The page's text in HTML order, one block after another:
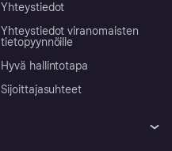
Yhteystiedot
Yhteystiedot viranomaisten
tietopyynnöille
Hyvä hallintotapa
Sijoittajasuhteet